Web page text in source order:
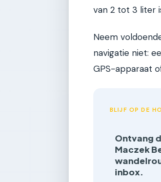
van 2 tot 3 liter
Neem
navigatie niet:
GPS-apparaat
BLIJF OP DE
Ontvang
Maczek
inbox.